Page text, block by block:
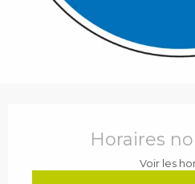
Horaires
Voir les